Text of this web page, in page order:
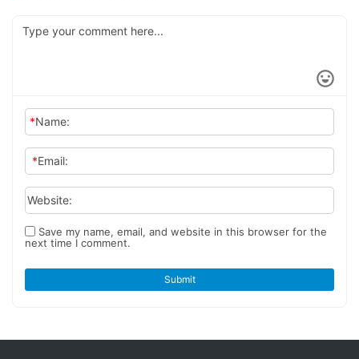
*Name:
*Email:
Website:
Save my name, email, and website in this browser for the
next time I comment.
Submit